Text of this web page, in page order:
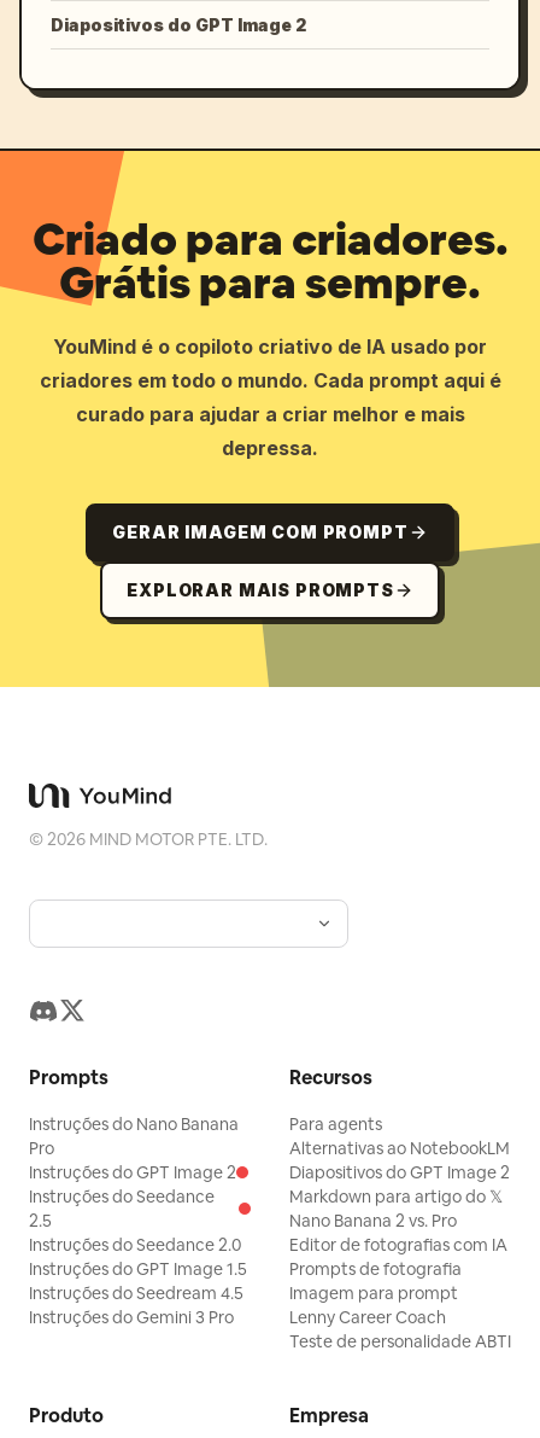
Diapositivos do GPT Image 2
Criado para criadores.
Grátis para sempre.
YouMind é o copiloto criativo de IA usado por
criadores em todo o mundo. Cada prompt aqui é
curado para ajudar a criar melhor e mais
depressa.
GERAR IMAGEM COM PROMPT
EXPLORAR MAIS PROMPTS
©2026 MIND MOTOR PTE. LTD.
Prompts
Instruções do Nano Banana
Pro
Instruções do GPT Image 2
Instruções do Seedance
2.5
Instruções do Seedance 2.0
Instruções do GPT Image 1.5
Instruções do Seedream 4.5
Instruções do Gemini 3 Pro
Recursos
Para agents
Alternativas ao NotebookLM
Diapositivos do GPT Image 2
Markdown para artigo do 𝕏
Nano Banana 2 vs. Pro
Editor de fotografias com IA
Prompts de fotografia
Imagem para prompt
Lenny Career Coach
Teste de personalidade ABTI
Produto Empresa